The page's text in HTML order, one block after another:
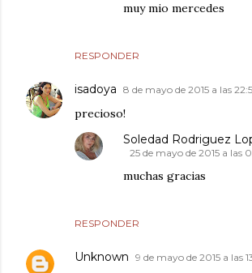
RESPONDER
muy mio mercedes
isadoya 8 de mayo de 2015 a las
precioso!
RESPONDER
Soledad Rodriguez
25 de mayo de 2015 a las
muchas gracias
Unknown 9 de mayo de 2015 a las